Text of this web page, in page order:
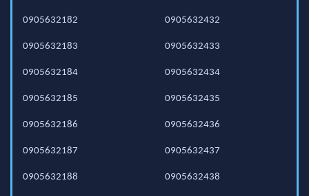
0905632182
0905632183
0905632184
0905632185
0905632186
0905632187
0905632188
0905632432
0905632433
0905632434
0905632435
0905632436
0905632437
0905632438